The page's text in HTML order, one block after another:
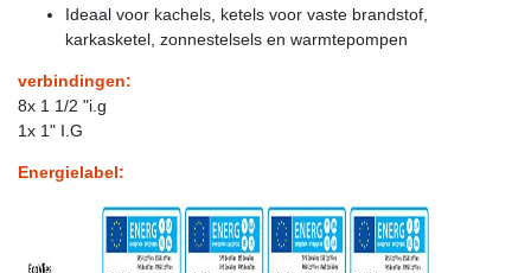
Ideaal voor kachels, ketels voor vaste brandstof,
karkasketel, zonnestelsels en warmtepompen
verbindingen:
8x 1 1/2 "i.g
1x 1" I.G
Energielabel: